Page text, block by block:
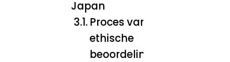
Japan
Proces van
ethische
beoordeling